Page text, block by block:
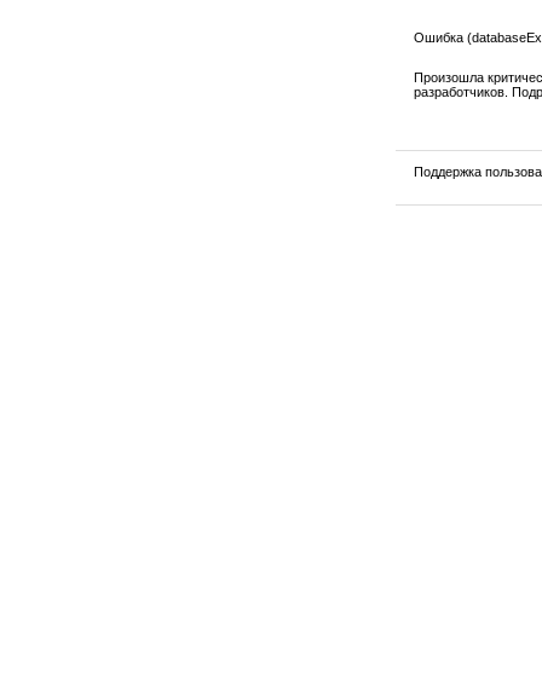
Ошибка
Произошла
разработчиков.
Поддержка